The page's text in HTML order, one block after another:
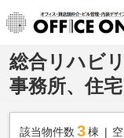
総合リハビ
事務所、住
該当物件数 3棟